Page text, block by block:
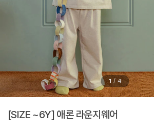
1 / 4
[SIZE ~6Y] 애론 라운지웨어